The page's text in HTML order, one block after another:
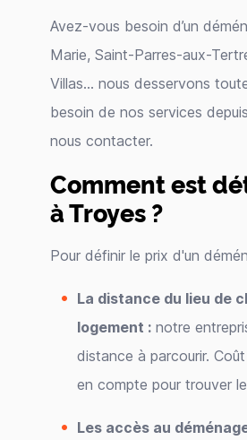
Avez-vous besoin d’un
Marie, Saint-Parres-aux-
Villas… nous desservons
besoin de nos services
nous contacter.
Comment est
à Troyes ?
Pour définir le prix d'un
La distance du lieu de
logement : notre
distance à parcourir.
en compte pour trouver
Les accès au